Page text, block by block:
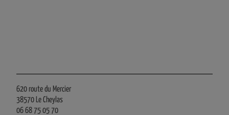
620 route du Mercier
38570 Le Cheylas
06 68 75 05 70